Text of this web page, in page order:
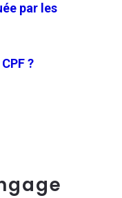
par les
?